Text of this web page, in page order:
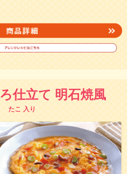
仕立て 明石焼風
たこ 入り